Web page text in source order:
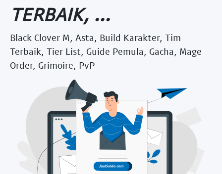
TERBAIK, ...
Black Clover M, Asta, Build Karakter, Tim
Terbaik, Tier List, Guide Pemula, Gacha, Mage
Order, Grimoire, PvP